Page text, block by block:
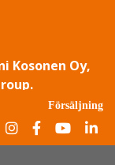
Kosonen Oy,
Försäljning